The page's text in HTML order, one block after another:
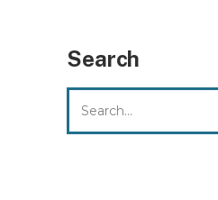
Search
Search
for: